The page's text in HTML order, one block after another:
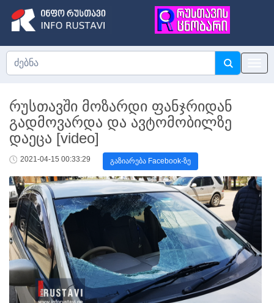
რუსთავში მოზარდი ფანჯრიდან
გადმოვარდა და ავტომობილზე
დაეცა [video]
2021-04-15 00:33:29 გაზიარება Facebook-ზე